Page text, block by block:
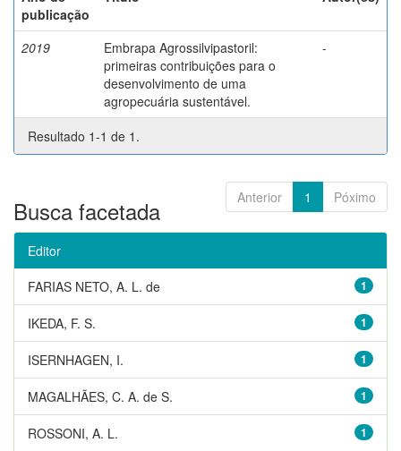
publicação
2019
Embrapa Agrossilvipastoril:
primeiras contribuições para o
desenvolvimento de uma
agropecuária sustentável.
-
Resultado 1-1 de 1.
Anterior 1 Póximo
Busca facetada
Editor
1
FARIAS NETO, A. L. de
1
IKEDA, F. S.
1
ISERNHAGEN, I.
1
MAGALHÃES, C. A. de S.
1
ROSSONI, A. L.